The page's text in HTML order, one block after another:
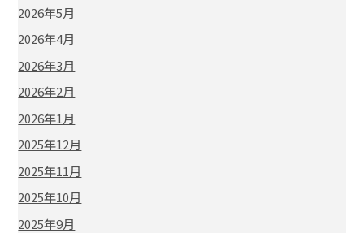
2026年5月
2026年4月
2026年3月
2026年2月
2026年1月
2025年12月
2025年11月
2025年10月
2025年9月